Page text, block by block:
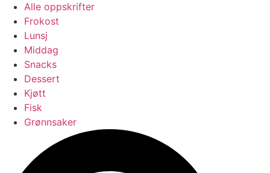
Alle oppskrifter
Frokost
Lunsj
Middag
Snacks
Dessert
Kjøtt
Fisk
Grønnsaker